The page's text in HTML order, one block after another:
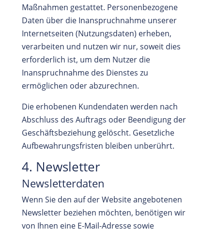
Maßnahmen gestattet. Personenbezogene
Daten über die Inanspruchnahme unserer
Internetseiten (Nutzungsdaten) erheben,
verarbeiten und nutzen wir nur, soweit dies
erforderlich ist, um dem Nutzer die
Inanspruchnahme des Dienstes zu
ermöglichen oder abzurechnen.
Die erhobenen Kundendaten werden nach
Abschluss des Auftrags oder Beendigung der
Geschäftsbeziehung gelöscht. Gesetzliche
Aufbewahrungsfristen bleiben unberührt.
4. Newsletter
Newsletterdaten
Wenn Sie den auf der Website angebotenen
Newsletter beziehen möchten, benötigen wir
von Ihnen eine E-Mail-Adresse sowie